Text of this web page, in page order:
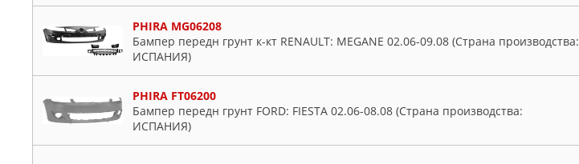
PHIRA MG06208
Бампер передн грунт к-кт RENAULT: MEGANE 02.06-09.08 (Страна производства:
ИСПАНИЯ)
PHIRA FT06200
Бампер передн грунт FORD: FIESTA 02.06-08.08 (Страна производства:
ИСПАНИЯ)